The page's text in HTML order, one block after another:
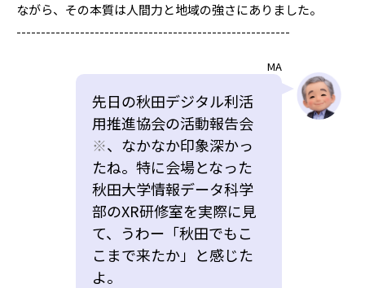
ながら、その本質は人間力と地域の強さにありました。
--------------------------------------------------------
MA
先日の秋田デジタル利活
用推進協会の活動報告会
※、なかなか印象深かっ
たね。特に会場となった
秋田大学情報データ科学
部のXR研修室を実際に見
て、うわー「秋田でもこ
こまで来たか」と感じた
よ。